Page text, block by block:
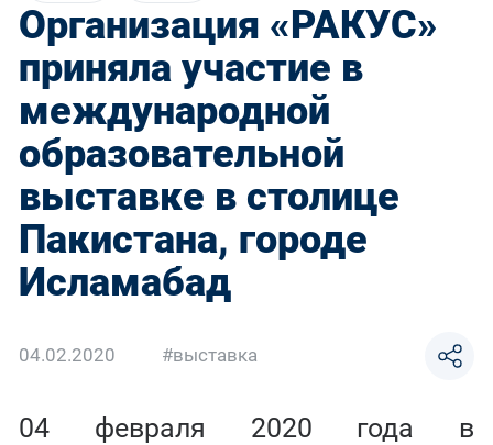
Организация «РАКУС»
приняла участие в
международной
образовательной
выставке в столице
Пакистана, городе
Исламабад
04.02.2020 #выставка
04 февраля 2020 года в